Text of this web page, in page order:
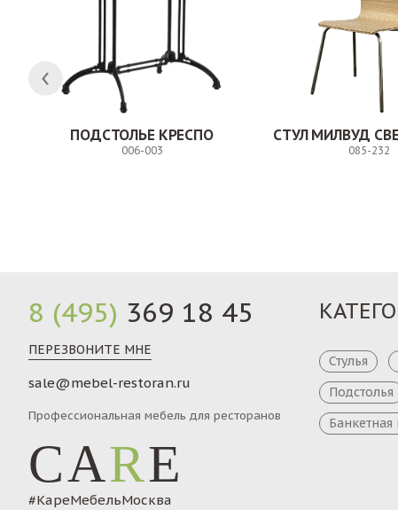
ПОДСТОЛЬЕ КРЕСПО
006-003 085-232
8 (495) 369 18 45
ПЕРЕЗВОНИТЕ МНЕ
sale@mebel-restoran.ru
Профессиональная мебель для ресторанов
CARE
#КареМебельМосква
Стулья
Подстолья